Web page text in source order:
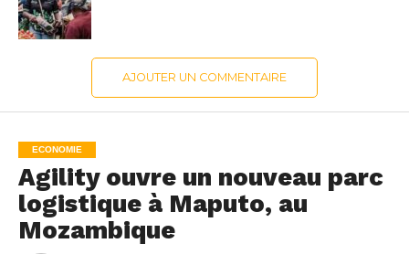
AJOUTER UN COMMENTAIRE
ECONOMIE
Agility ouvre un nouveau parc
logistique à Maputo, au
Mozambique